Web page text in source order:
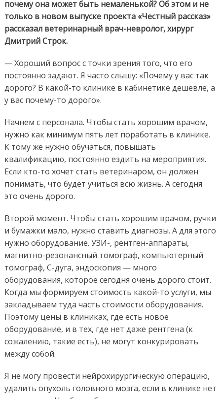
почему она может быть немаленькой? Об этом и не
только в новом выпуске проекта «Честный рассказ»
рассказал ветеринарный врач-невролог, хирург
Дмитрий Строк.
— Хороший вопрос с точки зрения того, что его
постоянно задают. Я часто слышу: «Почему у вас так
дорого? В какой-то клинике в кабинетике дешевле, а
у вас почему-то дорого».
Начнем с персонала. Чтобы стать хорошим врачом,
нужно как минимум пять лет поработать в клинике.
К тому же нужно обучаться, повышать
квалификацию, постоянно ездить на мероприятия.
Если кто-то хочет стать ветеринаром, он должен
понимать, что будет учиться всю жизнь. А сегодня
это очень дорого.
Второй момент. Чтобы стать хорошим врачом, ручки
и бумажки мало, нужно ставить диагнозы. А для этого
нужно оборудование. УЗИ-, рентген-аппараты,
магнитно-резонансный томограф, компьютерный
томограф, C-дуга, эндоскопия — много
оборудования, которое сегодня очень дорого стоит.
Когда мы формируем стоимость какой-то услуги, мы
закладываем туда часть стоимости оборудования.
Поэтому цены в клиниках, где есть новое
оборудование, и в тех, где нет даже рентгена (к
сожалению, такие есть), не могут конкурировать
между собой.
Я не могу провести нейрохирургическую операцию,
удалить опухоль головного мозга, если в клинике нет